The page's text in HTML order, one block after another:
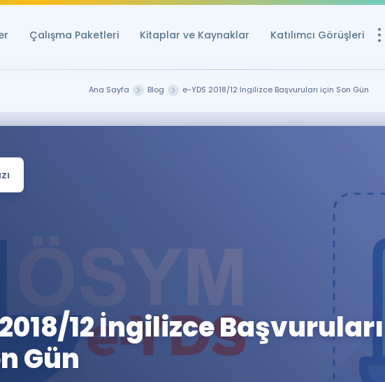
Çalışma Paketleri Kitaplar ve Kaynaklar Katılımcı Görüşleri
Ücretsiz
Puan
YDS ve YÖKDİL
Rehberlik Aracı
YDS ve
ÖSYM Sınav
Tüm ÖSYM
Kampanyalar
Eğitim ve
Ana Sayfa Blog e-YDS 2018/12 İngilizce Başvuruları için Son Gün
12 İngilizce Başvuruları
Gün